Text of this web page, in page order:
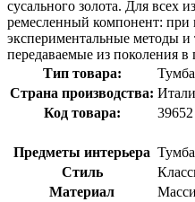
сусального золота. Для всех
ремесленный компонент: при
экспериментальные методы
передаваемые из поколения в
Тип товара:
Страна производства:
Код товара:
39652
Предметы интерьера
Стиль
Материал